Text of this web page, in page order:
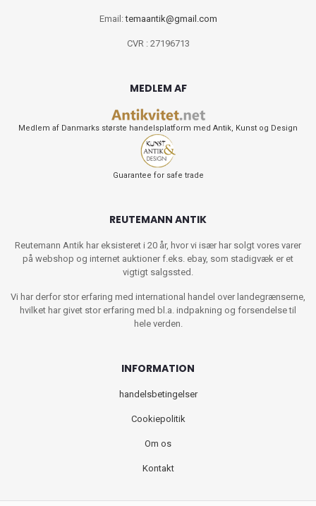
Email:temaantik@gmail.com
CVR : 27196713
MEDLEM AF
Medlem af Danmarks største handelsplatform med Antik, Kunst og Design
Guarantee for safe trade
REUTEMANN ANTIK
Reutemann Antik har eksisteret i 20 år, hvor vi især har solgt vores varer
på webshop og internet auktioner f.eks. ebay, som stadigvæk er et
vigtigt salgssted.
Vi har derfor stor erfaring med international handel over landegrænserne,
hvilket har givet stor erfaring med bl.a. indpakning og forsendelse til
hele verden.
INFORMATION
handelsbetingelser
Cookiepolitik
Om os
Kontakt